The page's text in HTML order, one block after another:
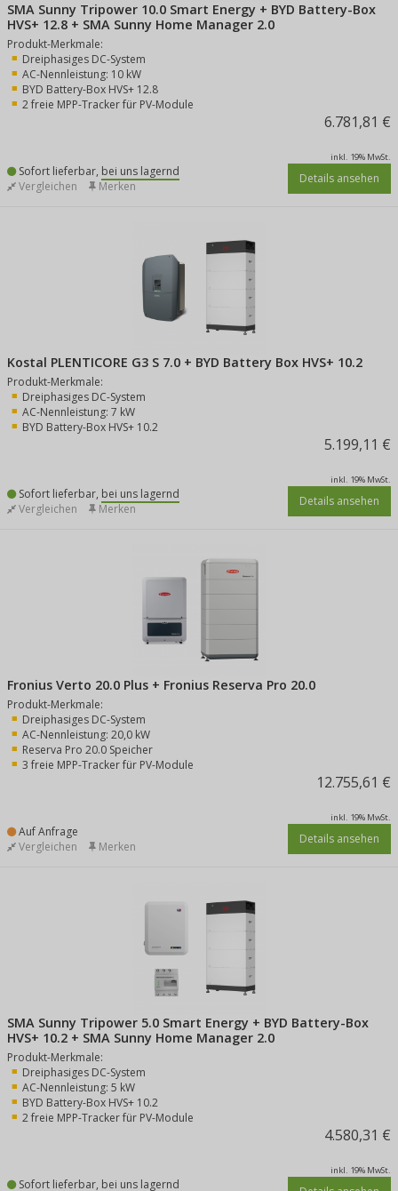
SMA Sunny Tripower 10.0 Smart Energy + BYD Battery-Box
HVS+ 12.8 + SMA Sunny Home Manager 2.0
Produkt-Merkmale:
Dreiphasiges DC-System
AC-Nennleistung: 10 kW
BYD Battery-Box HVS+ 12.8
2 freie MPP-Tracker für PV-Module
6.781,81 €
inkl. 19% MwSt.
Sofort lieferbar, bei uns lagernd Details ansehen
Vergleichen Merken
Kostal PLENTICORE G3 S 7.0 + BYD Battery Box HVS+ 10.2
Produkt-Merkmale:
Dreiphasiges DC-System
AC-Nennleistung: 7 kW
BYD Battery-Box HVS+ 10.2
5.199,11 €
inkl. 19% MwSt.
Sofort lieferbar, bei uns lagernd Details ansehen
Vergleichen Merken
Fronius Verto 20.0 Plus + Fronius Reserva Pro 20.0
Produkt-Merkmale:
Dreiphasiges DC-System
AC-Nennleistung: 20,0 kW
Reserva Pro 20.0 Speicher
3 freie MPP-Tracker für PV-Module
12.755,61 €
inkl. 19% MwSt.
Auf Anfrage Details ansehen
Vergleichen Merken
SMA Sunny Tripower 5.0 Smart Energy + BYD Battery-Box
HVS+ 10.2 + SMA Sunny Home Manager 2.0
Produkt-Merkmale:
Dreiphasiges DC-System
AC-Nennleistung: 5 kW
BYD Battery-Box HVS+ 10.2
2 freie MPP-Tracker für PV-Module
4.580,31 €
inkl. 19% MwSt.
Sofort lieferbar, bei uns lagernd